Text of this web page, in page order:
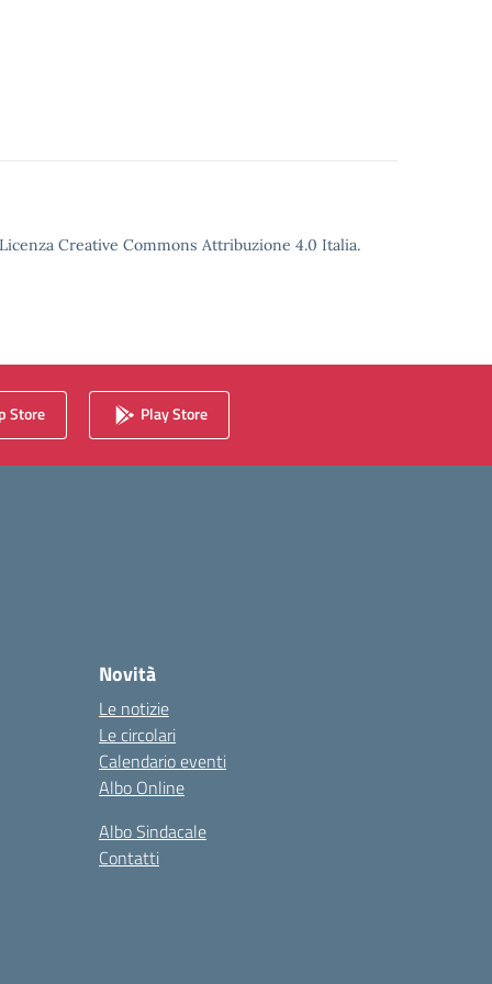
Creative Commons Attribuzione 4.0 Italia.
Store Play Store
Novità
Le notizie
Le circolari
Calendario eventi
Albo Online
Albo Sindacale
Contatti